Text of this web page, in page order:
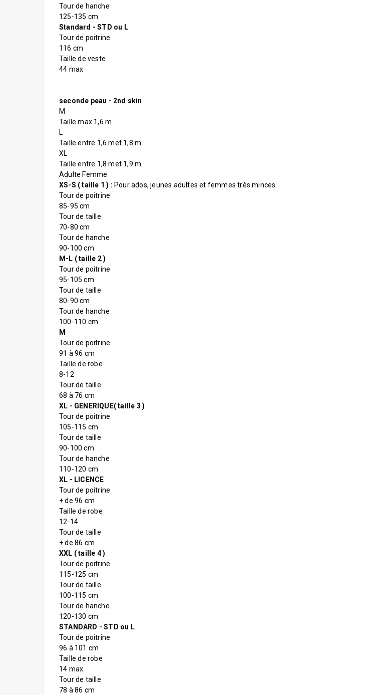
Tour de hanche
125-135 cm
Standard - STD ou L
Tour de poitrine
116 cm
Taille de veste
44 max
seconde peau - 2nd skin
M
Taille max 1,6 m
L
Taille entre 1,6 met 1,8 m
XL
Taille entre 1,8 met 1,9 m
Adulte Femme
XS-S ( taille 1 ) : Pour ados, jeunes adultes et femmes très minces.
Tour de poitrine
85-95 cm
Tour de taille
70-80 cm
Tour de hanche
90-100 cm
M-L ( taille 2 )
Tour de poitrine
95-105 cm
Tour de taille
80-90 cm
Tour de hanche
100-110 cm
M
Tour de poitrine
91 à 96 cm
Taille de robe
8-12
Tour de taille
68 à 76 cm
XL - GENERIQUE( taille 3 )
Tour de poitrine
105-115 cm
Tour de taille
90-100 cm
Tour de hanche
110-120 cm
XL - LICENCE
Tour de poitrine
+ de 96 cm
Taille de robe
12-14
Tour de taille
+ de 86 cm
XXL ( taille 4 )
Tour de poitrine
115-125 cm
Tour de taille
100-115 cm
Tour de hanche
120-130 cm
STANDARD - STD ou L
Tour de poitrine
96 à 101 cm
Taille de robe
14 max
Tour de taille
78 à 86 cm